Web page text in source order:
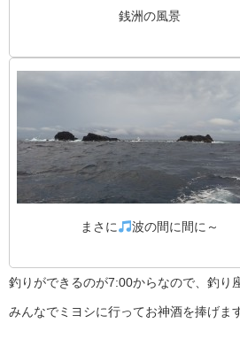
銭洲の風景
まさに 波の間に間に～
釣りができるのが7:00からなので、釣り
みんなでミヨシに行ってお神酒を捧げます